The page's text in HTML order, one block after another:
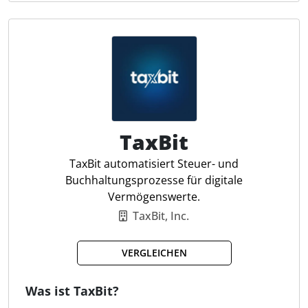
Steuerberichterstattung vereinfachen und die
Einhaltung gesetzlicher Vorgaben unterstützen.
Automatisierte Steuerberichte
Kapitalgewinne berechnen
Portfolio-Tracking
Internationale Steuerreports
DeFi-Unterstützung
NFT-Tracking
Staking-Analyse
TaxBit
TaxBit automatisiert Steuer- und
Buchhaltungsprozesse für digitale
Vermögenswerte.
TaxBit, Inc.
VERGLEICHEN
Was ist TaxBit?